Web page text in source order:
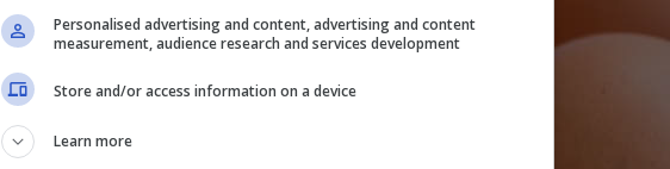
Personalised advertising and content, advertising and content
measurement, audience research and services development
Store and/or access information on a device
Learn more